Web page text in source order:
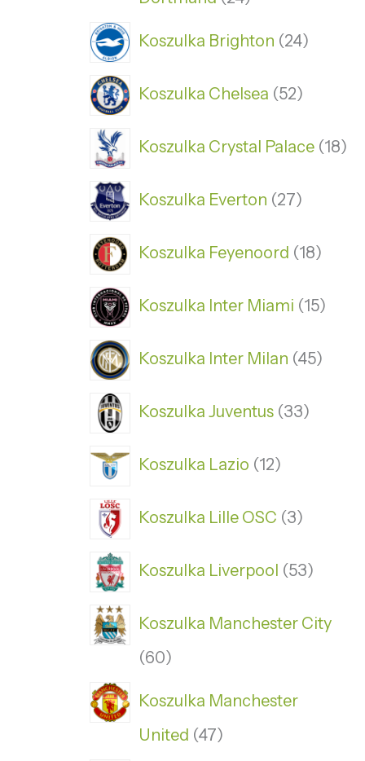
Koszulka Brighton 24
Koszulka Chelsea 52
Koszulka Crystal Palace 18
Koszulka Everton 27
Koszulka Feyenoord 18
Koszulka Inter Miami 15
Koszulka Inter Milan 45
Koszulka Juventus 33
Koszulka Lazio 12
Koszulka Lille OSC 3
Koszulka Liverpool 53
Koszulka Manchester City
60
Koszulka Manchester
United 47